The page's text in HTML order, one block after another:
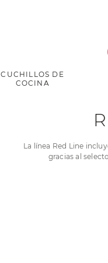
CUCHILLOS DE
COCINA
La línea Red Line
gracias al